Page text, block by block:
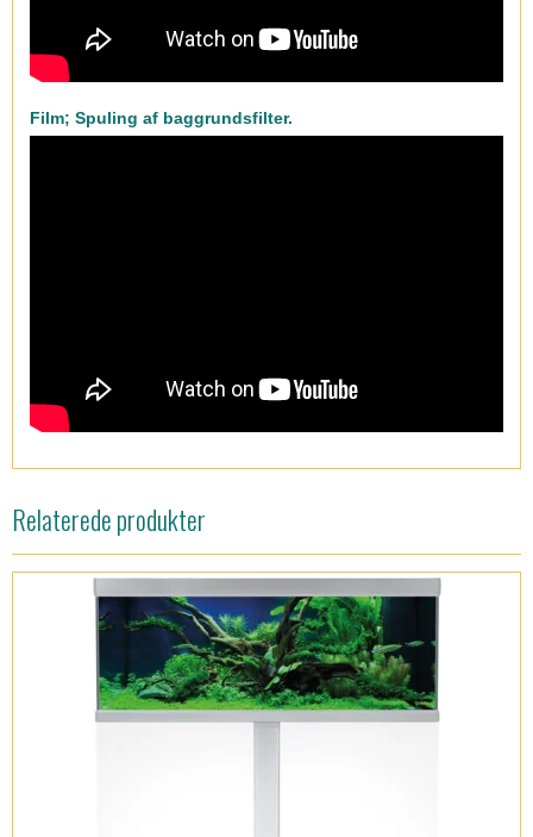
Film; Spuling af baggrundsfilter.
Relaterede produkter